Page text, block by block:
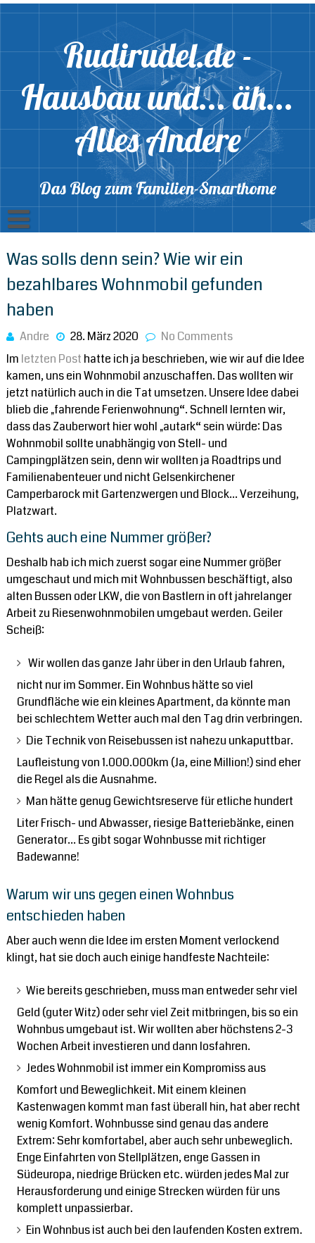
Skip
Rudirudel.de -
Hausbau und... äh...
Alles Andere
Das Blog zum Familien-Smarthome
Linkliste
Disclaimer: Was
Unser Youtube-Kanal
Was solls denn sein? Wie wir ein
bezahlbares Wohnmobil gefunden
haben
Andre 28. März 2020
No Comments
Im letzten Post hatte ich ja beschrieben, wie wir auf die Idee
kamen, uns ein Wohnmobil anzuschaffen. Das wollten wir
jetzt natürlich auch in die Tat umsetzen. Unsere Idee dabei
blieb die „fahrende Ferienwohnung“. Schnell lernten wir,
dass das Zauberwort hier wohl „autark“ sein würde: Das
Wohnmobil sollte unabhängig von Stell- und
Campingplätzen sein, denn wir wollten ja Roadtrips und
Familienabenteuer und nicht Gelsenkirchener
Camperbarock mit Gartenzwergen und Block… Verzeihung,
Platzwart.
Gehts auch eine Nummer größer?
Deshalb hab ich mich zuerst sogar eine Nummer größer
umgeschaut und mich mit Wohnbussen beschäftigt, also
alten Bussen oder LKW, die von Bastlern in oft jahrelanger
Arbeit zu Riesenwohnmobilen umgebaut werden. Geiler
Scheiß:
Wir wollen das ganze Jahr über in den Urlaub fahren,
nicht nur im Sommer. Ein Wohnbus hätte so viel
Grundfläche wie ein kleines Apartment, da könnte man
bei schlechtem Wetter auch mal den Tag drin verbringen.
Die Technik von Reisebussen ist nahezu unkaputtbar.
Laufleistung von 1.000.000km (Ja, eine Million!) sind eher
die Regel als die Ausnahme.
Man hätte genug Gewichtsreserve für etliche hundert
Liter Frisch- und Abwasser, riesige Batteriebänke, einen
Generator… Es gibt sogar Wohnbusse mit richtiger
Badewanne!
Warum wir uns gegen einen Wohnbus
entschieden haben
Aber auch wenn die Idee im ersten Moment verlockend
klingt, hat sie doch auch einige handfeste Nachteile:
Wie bereits geschrieben, muss man entweder sehr viel
Geld (guter Witz) oder sehr viel Zeit mitbringen, bis so ein
Wohnbus umgebaut ist. Wir wollten aber höchstens 2-3
Wochen Arbeit investieren und dann losfahren.
Jedes Wohnmobil ist immer ein Kompromiss aus
Komfort und Beweglichkeit. Mit einem kleinen
Kastenwagen kommt man fast überall hin, hat aber recht
wenig Komfort. Wohnbusse sind genau das andere
Extrem: Sehr komfortabel, aber auch sehr unbeweglich.
Enge Einfahrten von Stellplätzen, enge Gassen in
Südeuropa, niedrige Brücken etc. würden jedes Mal zur
Herausforderung und einige Strecken würden für uns
komplett unpassierbar.
Ein Wohnbus ist auch bei den laufenden Kosten extrem.